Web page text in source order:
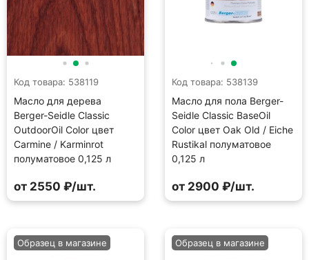
Код товара: 538119
Масло для дерева
Berger-Seidle Classic
OutdoorOil Color цвет
Carmine / Karminrot
полуматовое 0,125 л
от 2550 ₽/шт.
Код товара: 538139
Масло для пола Berger-
Seidle Classic BaseOil
Color цвет Oak Old / Eiche
Rustikal полуматовое
0,125 л
от 2900 ₽/шт.
Образец в магазине Образец в магазине